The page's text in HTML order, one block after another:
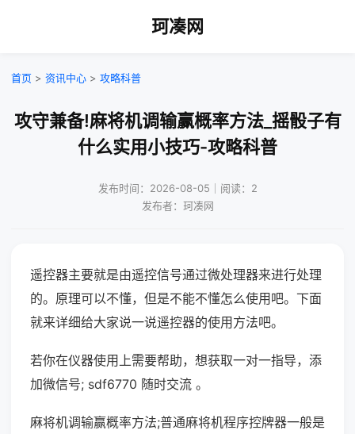
珂凑网
首页 > 资讯中心 > 攻略科普
攻守兼备!麻将机调输赢概率方法_摇骰子有
什么实用小技巧-攻略科普
发布时间：2026-08-05｜阅读：2
发布者：珂凑网
遥控器主要就是由遥控信号通过微处理器来进行处理
的。原理可以不懂，但是不能不懂怎么使用吧。下面
就来详细给大家说一说遥控器的使用方法吧。
若你在仪器使用上需要帮助，想获取一对一指导，添
加微信号; sdf6770 随时交流 。
麻将机调输赢概率方法;普通麻将机程序控牌器一般是